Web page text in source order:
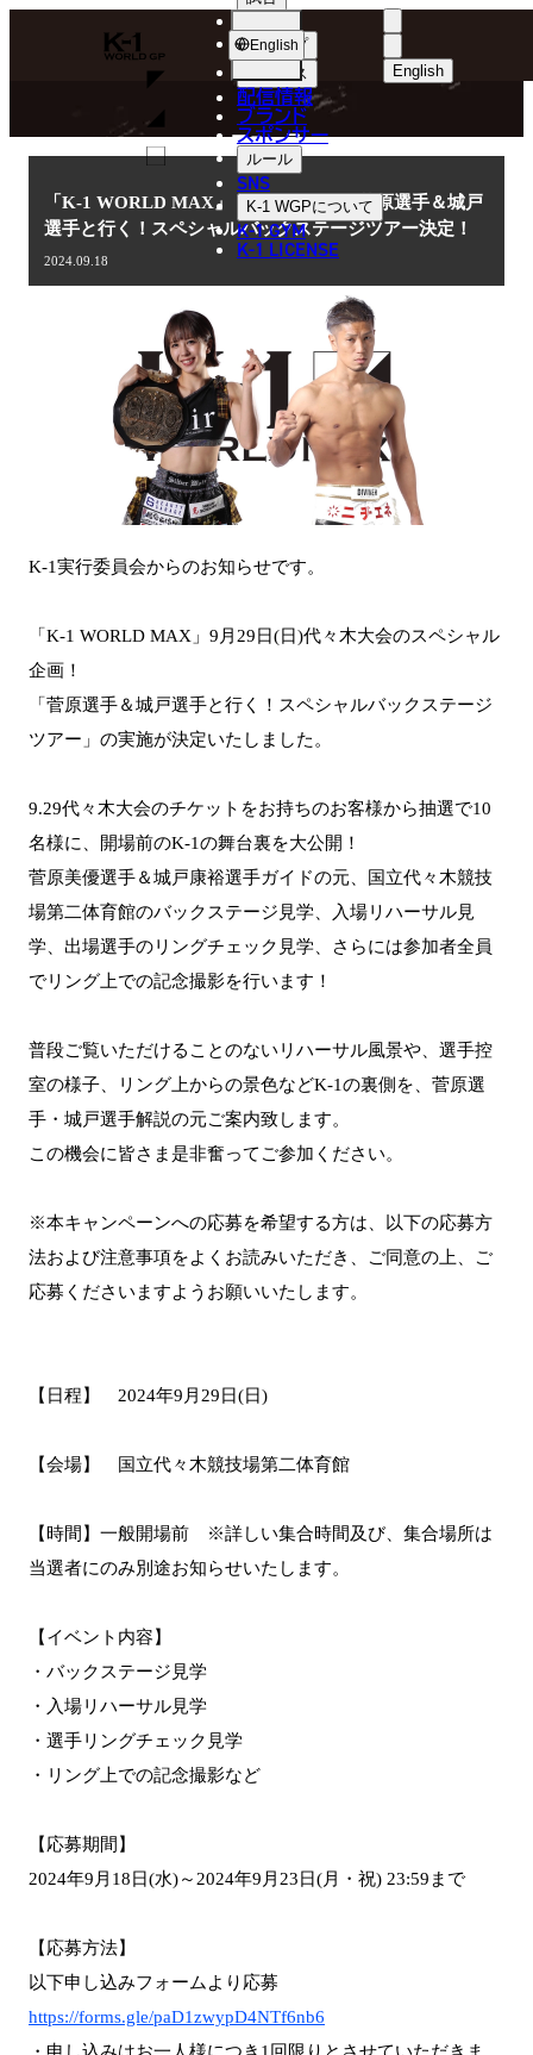
K-
WGP
English
한국어
中文（简体
中文（繁體
ショップ
ニュース
配信情報
ブランド
スポンサー
ルール
SNS
K-1 WGPについて
K-1 GYM
K-1 LICENSE
English
NEWS
ニュース
「K-1 WORLD MAX」 9.29(日)代々木 菅原選手＆城戸
選手と行く！スペシャルバックステージツアー決定！
2024.09.18
K-1実行委員会からのお知らせです。
「K-1 WORLD MAX」9月29日(日)代々木大会のスペシャル
企画！
「菅原選手＆城戸選手と行く！スペシャルバックステージ
ツアー」の実施が決定いたしました。
9.29代々木大会のチケットをお持ちのお客様から抽選で10
名様に、開場前のK-1の舞台裏を大公開！
菅原美優選手＆城戸康裕選手ガイドの元、国立代々木競技
場第二体育館のバックステージ見学、入場リハーサル見
学、出場選手のリングチェック見学、さらには参加者全員
でリング上での記念撮影を行います！
普段ご覧いただけることのないリハーサル風景や、選手控
室の様子、リング上からの景色などK-1の裏側を、菅原選
手・城戸選手解説の元ご案内致します。
この機会に皆さま是非奮ってご参加ください。
※本キャンペーンへの応募を希望する方は、以下の応募方
法および注意事項をよくお読みいただき、ご同意の上、ご
応募くださいますようお願いいたします。
【日程】 2024年9月29日(日)
【会場】 国立代々木競技場第二体育館
【時間】一般開場前 ※詳しい集合時間及び、集合場所は
当選者にのみ別途お知らせいたします。
【イベント内容】
・バックステージ見学
・入場リハーサル見学
・選手リングチェック見学
・リング上での記念撮影など
【応募期間】
2024年9月18日(水)～2024年9月23日(月・祝) 23:59まで
【応募方法】
以下申し込みフォームより応募
https://forms.gle/paD1zwypD4NTf6nb6